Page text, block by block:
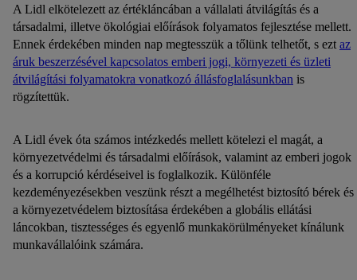
A Lidl elkötelezett az értékláncában a vállalati átvilágítás és a
társadalmi, illetve ökológiai előírások folyamatos fejlesztése mellett.
Ennek érdekében minden nap megtesszük a tőlünk telhetőt, s ezt az
áruk beszerzésével kapcsolatos emberi jogi, környezeti és üzleti
átvilágítási folyamatokra vonatkozó állásfoglalásunkban is
rögzítettük.
A Lidl évek óta számos intézkedés mellett kötelezi el magát, a
környezetvédelmi és társadalmi előírások, valamint az emberi jogok
és a korrupció kérdéseivel is foglalkozik. Különféle
kezdeményezésekben veszünk részt a megélhetést biztosító bérek és
a környezetvédelem biztosítása érdekében a globális ellátási
láncokban, tisztességes és egyenlő munkakörülményeket kínálunk
munkavállalóink számára.